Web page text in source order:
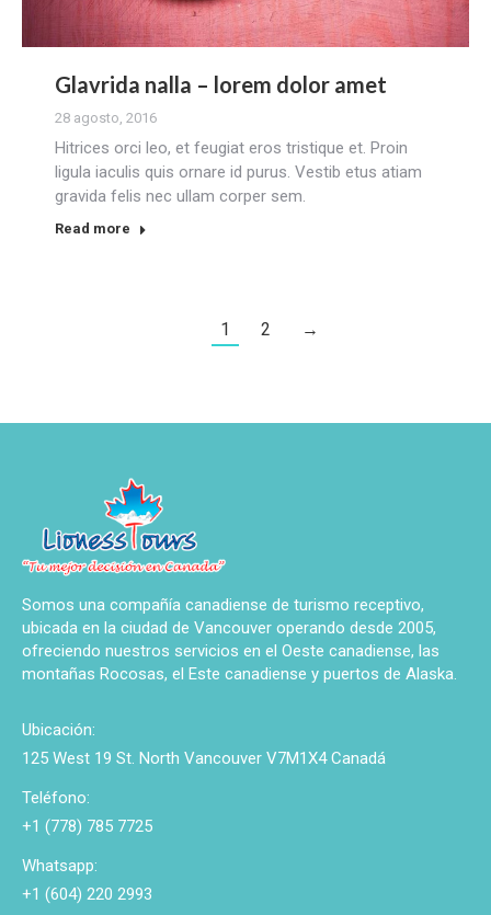
Glavrida nalla – lorem dolor amet
28 agosto, 2016
Hitrices orci leo, et feugiat eros tristique et. Proin
ligula iaculis quis ornare id purus. Vestib etus atiam
gravida felis nec ullam corper sem.
Read more
1 2 →
Somos una compañía canadiense de turismo receptivo,
ubicada en la ciudad de Vancouver operando desde 2005,
ofreciendo nuestros servicios en el Oeste canadiense, las
montañas Rocosas, el Este canadiense y puertos de Alaska.
Ubicación:
125 West 19 St. North Vancouver V7M1X4 Canadá
Teléfono:
+1 (778) 785 7725
Whatsapp:
+1 (604) 220 2993